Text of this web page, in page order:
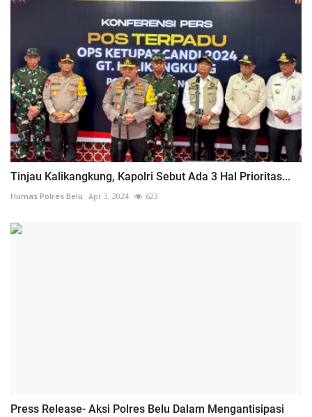
Tinjau Kalikangkung, Kapolri Sebut Ada 3 Hal Prioritas...
Humas Polres Belu Apr 3, 2024 623
Press Release- Aksi Polres Belu Dalam Mengantisipasi